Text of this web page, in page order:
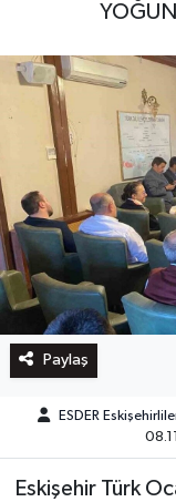
Paylaş
ESDER
Eskişehir Türk